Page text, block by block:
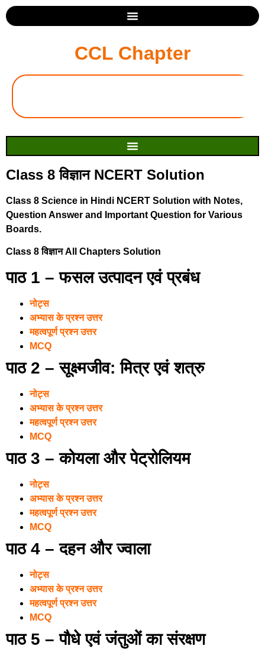
CCL Chapter
Class 8 विज्ञान NCERT Solution
Class 8 Science in Hindi NCERT Solution with Notes,
Question Answer and Important Question for Various
Boards.
Class 8 विज्ञान All Chapters Solution
पाठ 1 – फसल उत्पादन एवं प्रबंध
नोट्स
अभ्यास के प्रश्न उत्तर
महत्वपूर्ण प्रश्न उत्तर
MCQ
पाठ 2 – सूक्ष्मजीव: मित्र एवं शत्रु
नोट्स
अभ्यास के प्रश्न उत्तर
महत्वपूर्ण प्रश्न उत्तर
MCQ
पाठ 3 – कोयला और पेट्रोलियम
नोट्स
अभ्यास के प्रश्न उत्तर
महत्वपूर्ण प्रश्न उत्तर
MCQ
पाठ 4 – दहन और ज्वाला
नोट्स
अभ्यास के प्रश्न उत्तर
महत्वपूर्ण प्रश्न उत्तर
MCQ
पाठ 5 – पौधे एवं जंतुओं का संरक्षण